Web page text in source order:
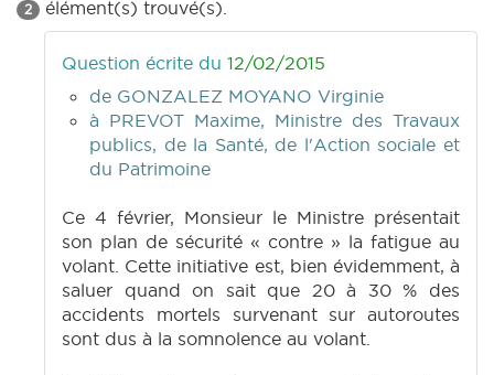
2 élément(s) trouvé(s).
Question écrite du 12/02/2015
de GONZALEZ MOYANO Virginie
à PREVOT Maxime, Ministre des Travaux
publics, de la Santé, de l'Action sociale et
du Patrimoine
Ce 4 février, Monsieur le Ministre présentait
son plan de sécurité « contre » la fatigue au
volant. Cette initiative est, bien évidemment, à
saluer quand on sait que 20 à 30 % des
accidents mortels survenant sur autoroutes
sont dus à la somnolence au volant.